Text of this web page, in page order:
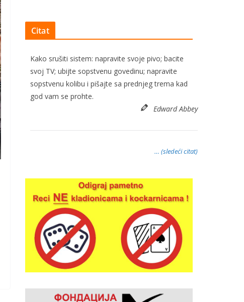
Citat
Kako srušiti sistem: napravite svoje pivo; bacite
svoj TV; ubijte sopstvenu govedinu; napravite
sopstvenu kolibu i pišajte sa prednjeg trema kad
god vam se prohte.
Edward Abbey
… (sledeći citat)